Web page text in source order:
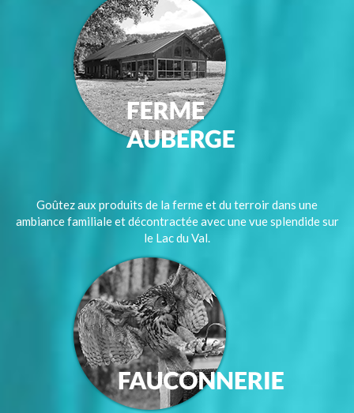
Goûtez aux produits de la ferme et du terroir dans une
ambiance familiale et décontractée avec une vue splendide sur
le Lac du Val.